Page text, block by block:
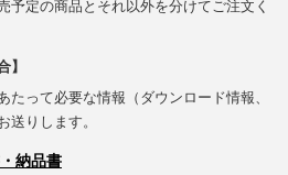
予定の商品とそれ以外を分けてご注文く
】
たって必要な情報（ダウンロード情報、
送りします。
納品書